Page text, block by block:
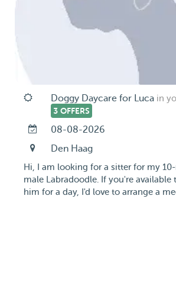
Doggy Daycare for Luca in
3 OFFERS
08-08-2026
Den Haag
Hi, I am looking for a sitter for my
male Labradoodle. If you're available
him for a day, I'd love to arrange a